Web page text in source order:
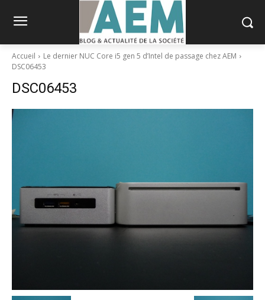
Accueil
Le dernier NUC Core i5 gen 5 d’Intel de passage chez AEM
DSC06453
DSC06453